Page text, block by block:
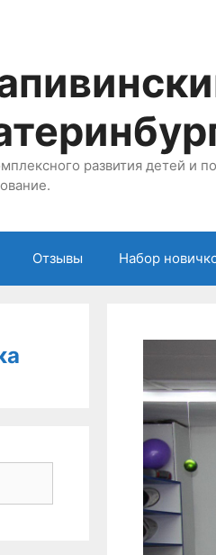
развития детей и
Отзывы Набор